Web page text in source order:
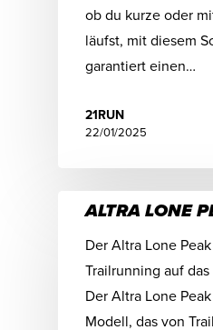
ob du kurze oder
läufst, mit diesem
garantiert einen…
21RUN
22/01/2025
ALTRA LONE
Der Altra Lone
Trailrunning auf
Der Altra Lone
Modell, das von